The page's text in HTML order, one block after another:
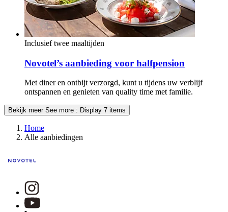
Inclusief twee maaltijden
Novotel’s aanbieding voor halfpension
Met diner en ontbijt verzorgd, kunt u tijdens uw verblijf
ontspannen en genieten van quality time met familie.
Bekijk meer See more : Display 7 items
Home
Alle aanbiedingen